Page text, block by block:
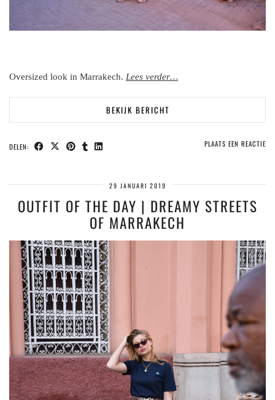
Oversized look in Marrakech. Lees verder…
BEKIJK BERICHT
DELEN: PLAATS EEN REACTIE
29 JANUARI 2019
OUTFIT OF THE DAY | DREAMY STREETS
OF MARRAKECH